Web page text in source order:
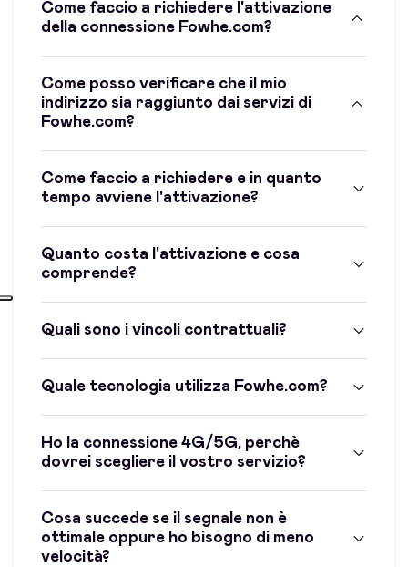
Come faccio a richiedere l'attivazione
della connessione Fowhe.com?
Come posso verificare che il mio
indirizzo sia raggiunto dai servizi di
Fowhe.com?
Come faccio a richiedere e in quanto
tempo avviene l'attivazione?
Quanto costa l'attivazione e cosa
comprende?
Quali sono i vincoli contrattuali?
Quale tecnologia utilizza Fowhe.com?
Ho la connessione 4G/5G, perchè
dovrei scegliere il vostro servizio?
Cosa succede se il segnale non è
ottimale oppure ho bisogno di meno
velocità?